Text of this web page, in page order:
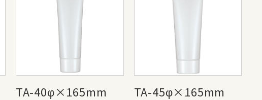
TA-40φ×165mm TA-45φ×165mm